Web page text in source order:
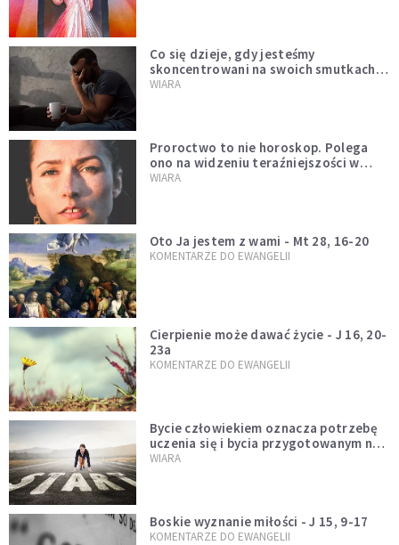
Co się dzieje, gdy jesteśmy
skoncentrowani na swoich smutkach?
Mówi o tym św. Jan
WIARA
Proroctwo to nie horoskop. Polega
ono na widzeniu teraźniejszości w
świetle przeszłości Jezusa
WIARA
Oto Ja jestem z wami - Mt 28, 16-20
KOMENTARZE DO EWANGELII
Cierpienie może dawać życie - J 16, 20-
23a
KOMENTARZE DO EWANGELII
Bycie człowiekiem oznacza potrzebę
uczenia się i bycia przygotowanym na
nowość każdej sytuacji
WIARA
Boskie wyznanie miłości - J 15, 9-17
KOMENTARZE DO EWANGELII